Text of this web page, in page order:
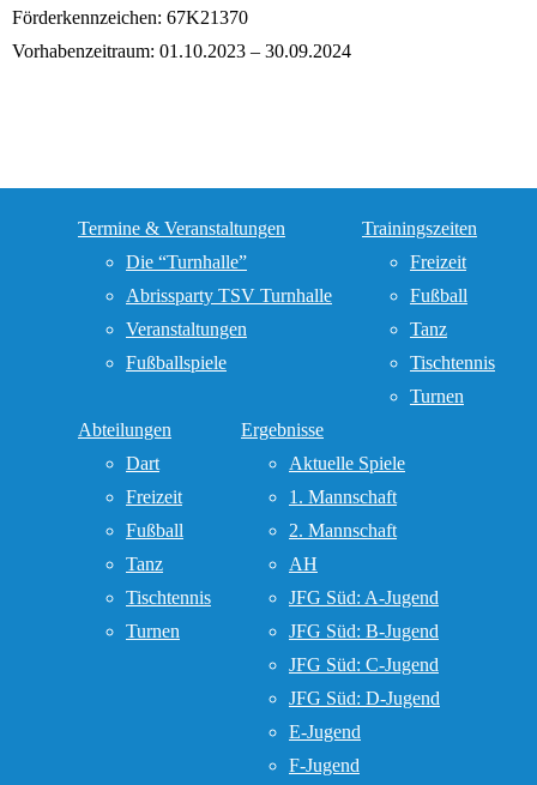
Förderkennzeichen: 67K21370
Vorhabenzeitraum: 01.10.2023 – 30.09.2024
Termine & Veranstaltungen
Die “Turnhalle”
Abrissparty TSV Turnhalle
Veranstaltungen
Fußballspiele
Trainingszeiten
Freizeit
Fußball
Tanz
Tischtennis
Turnen
Abteilungen
Dart
Freizeit
Fußball
Tanz
Tischtennis
Turnen
Ergebnisse
Aktuelle Spiele
1. Mannschaft
2. Mannschaft
AH
JFG Süd: A-Jugend
JFG Süd: B-Jugend
JFG Süd: C-Jugend
JFG Süd: D-Jugend
E-Jugend
F-Jugend